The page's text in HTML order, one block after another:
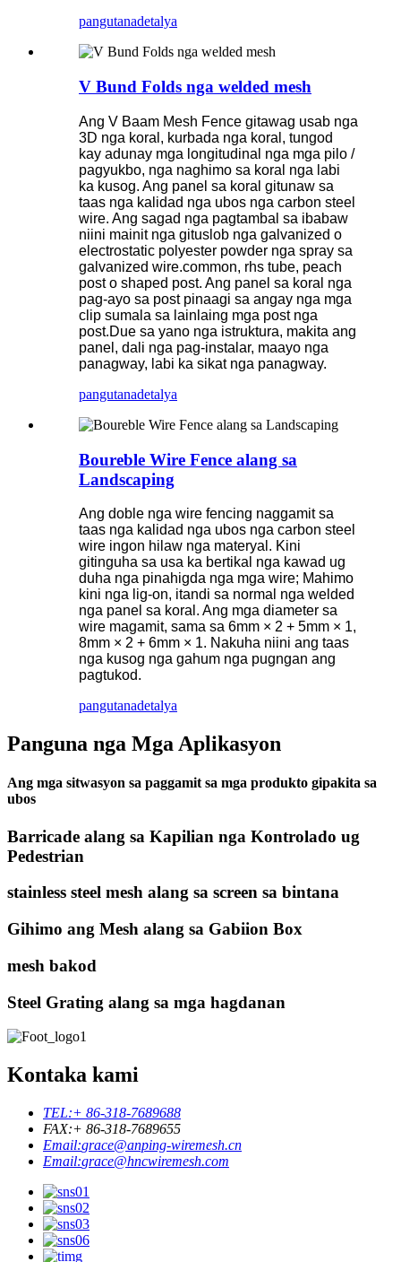
pangutanadetalya
V Bund Folds nga welded mesh
Ang V Baam Mesh Fence gitawag usab nga
3D nga koral, kurbada nga koral, tungod
kay adunay mga longitudinal nga mga pilo /
pagyukbo, nga naghimo sa koral nga labi
ka kusog. Ang panel sa koral gitunaw sa
taas nga kalidad nga ubos nga carbon steel
wire. Ang sagad nga pagtambal sa ibabaw
niini mainit nga gituslob nga galvanized o
electrostatic polyester powder nga spray sa
galvanized wire.common, rhs tube, peach
post o shaped post. Ang panel sa koral nga
pag-ayo sa post pinaagi sa angay nga mga
clip sumala sa lainlaing mga post nga
post.Due sa yano nga istruktura, makita ang
panel, dali nga pag-instalar, maayo nga
panagway, labi ka sikat nga panagway.
pangutanadetalya
Boureble Wire Fence alang sa
Landscaping
Ang doble nga wire fencing naggamit sa
taas nga kalidad nga ubos nga carbon steel
wire ingon hilaw nga materyal. Kini
gitinguha sa usa ka bertikal nga kawad ug
duha nga pinahigda nga mga wire; Mahimo
kini nga lig-on, itandi sa normal nga welded
nga panel sa koral. Ang mga diameter sa
wire magamit, sama sa 6mm × 2 + 5mm × 1,
8mm × 2 + 6mm × 1. Nakuha niini ang taas
nga kusog nga gahum nga pugngan ang
pagtukod.
pangutanadetalya
Panguna nga Mga Aplikasyon
Ang mga sitwasyon sa paggamit sa mga produkto gipakita sa
ubos
Barricade alang sa Kapilian nga Kontrolado ug
Pedestrian
stainless steel mesh alang sa screen sa bintana
Gihimo ang Mesh alang sa Gabiion Box
mesh bakod
Steel Grating alang sa mga hagdanan
Kontaka kami
TEL:+ 86-318-7689688
FAX:+ 86-318-7689655
Email:grace@anping-wiremesh.cn
Email:grace@hncwiremesh.com